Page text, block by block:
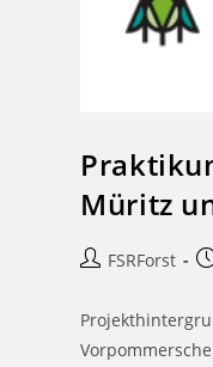
Müritz
FSRForst